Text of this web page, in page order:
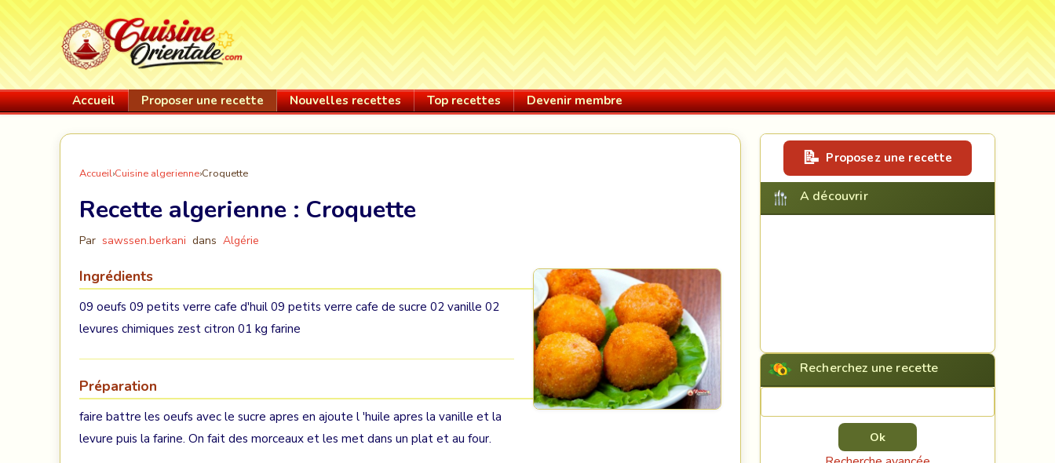
Accueil Proposer une recette Nouvelles recettes Top recettes Devenir membre
Accueil›Cuisine algerienne›Croquette
Recette algerienne : Croquette
Par sawssen.berkani dans Algérie
Ingrédients
09 oeufs 09 petits verre cafe d'huil 09 petits verre cafe de sucre 02 vanille 02
levures chimiques zest citron 01 kg farine
Préparation
faire battre les oeufs avec le sucre apres en ajoute l 'huile apres la vanille et la
levure puis la farine. On fait des morceaux et les met dans un plat et au four.
Proposez une recette
A découvrir
Recherchez une recette